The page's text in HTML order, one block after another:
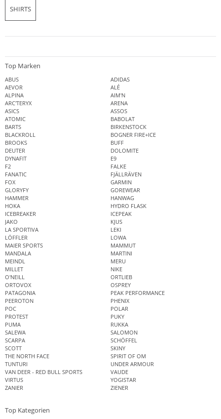
SHIRTS
Top Marken
ABUS
ADIDAS
AEVOR
ALÉ
ALPINA
AIM'N
ARC'TERYX
ARENA
ASICS
ASSOS
ATOMIC
BABOLAT
BARTS
BIRKENSTOCK
BLACKROLL
BOGNER FIRE+ICE
BROOKS
BUFF
DEUTER
DOLOMITE
DYNAFIT
E9
F2
FALKE
FANATIC
FJÄLLRÄVEN
FOX
GARMIN
GLORYFY
GOREWEAR
HAMMER
HANWAG
HOKA
HYDRO FLASK
ICEBREAKER
ICEPEAK
JAKO
KJUS
LA SPORTIVA
LEKI
LÖFFLER
LOWA
MAIER SPORTS
MAMMUT
MANDALA
MARTINI
MEINDL
MERU
MILLET
NIKE
O'NEILL
ORTLIEB
ORTOVOX
OSPREY
PATAGONIA
PEAK PERFORMANCE
PEEROTON
PHENIX
POC
POLAR
PROTEST
PUKY
PUMA
RUKKA
SALEWA
SALOMON
SCARPA
SCHÖFFEL
SCOTT
SKINY
THE NORTH FACE
SPIRIT OF OM
TUNTURI
UNDER ARMOUR
VAN DEER - RED BULL SPORTS
VAUDE
VIRTUS
YOGISTAR
ZANIER
ZIENER
Top Kategorien